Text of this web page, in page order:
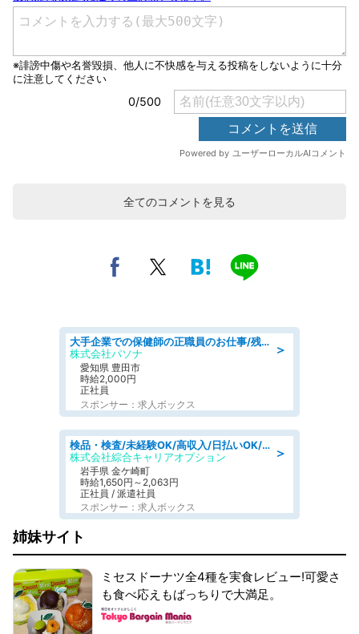
全てのコメントを見る
＞
大手企業での保健師の正職員のお仕事/残業なし/要資格:保健師
株式会社パソナ
愛知県 豊田市
時給2,000円
正社員
スポンサー：求人ボックス
＞
検品・検査/未経験OK/高収入/日払いOK/交替制/20・30・40代活躍中
株式会社綜合キャリアオプション
岩手県 金ケ崎町
時給1,650円～2,063円
正社員 / 派遣社員
スポンサー：求人ボックス
姉妹サイト
ミセスドーナツ全4種を実食レビュー!可愛さ
も食べ応えもばっちりで大満足。